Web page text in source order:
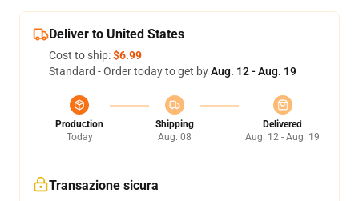
Deliver to United States
Cost to ship:$6.99
Standard - Order today to get byAug. 12 - Aug. 19
Production
Today
Shipping
Aug. 08
Delivered
Aug. 12 - Aug. 19
Transazione sicura